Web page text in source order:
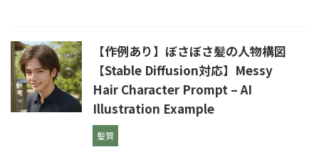
【作例あり】ぼさぼさ髪の人物構図
【Stable Diffusion対応】Messy
Hair Character Prompt – AI
Illustration Example
髪質